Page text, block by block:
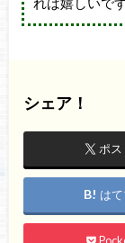
シェア！
ポス
は